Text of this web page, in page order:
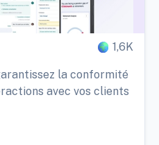
1,6K
la conformité
avec vos clients